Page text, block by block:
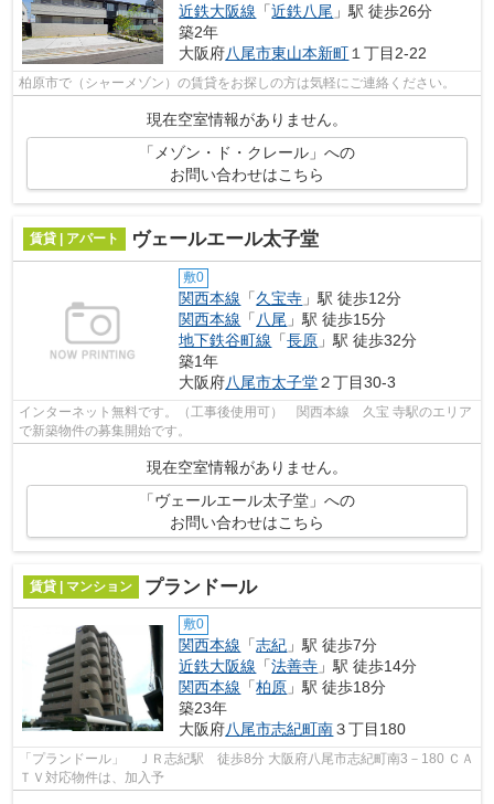
近鉄大阪線 「近鉄八尾 」駅 徒歩26分
築2年
大阪府八尾市東山本新町 １丁目2-22
柏原市で（シャーメゾン）の賃貸をお探しの方は気軽にご連絡ください。
現在空室情報がありません。
「メゾン・ド・クレール」への
お問い合わせはこちら
賃貸 | アパート ヴェールエール太子堂
敷0
関西本線 「久宝寺 」駅 徒歩12分
関西本線 「 八尾 」駅 徒歩15分
地下鉄谷町線 「長原 」駅 徒歩32分
築1年
大阪府八尾市太子堂２丁目30-3
インターネット無料です。（工事後使用可） 関西本線 久宝 寺駅のエリア
で新築物件の募集開始です。
現在空室情報がありません。
「ヴェールエール太子堂」への
お問い合わせはこちら
賃貸 | マンション プランドール
敷0
関西本線 「志紀 」駅 徒歩7分
近鉄大阪線 「法善寺 」駅 徒歩14分
関西本線 「柏原 」駅 徒歩18分
築23年
大阪府八尾市志紀町南３丁目180
「プランドール」 ＪＲ志紀駅 徒歩8分 大阪府八尾市志紀町南3－180 ＣＡ
ＴＶ対応物件は、加入予